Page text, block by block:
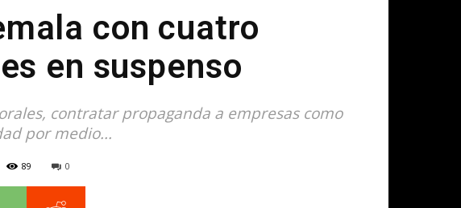
con cuatro
en suspenso
contratar propaganda a empresas como
por medio...
89 0